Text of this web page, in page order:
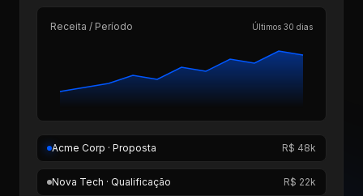
Receita / Período Últimos 30 dias
Acme Corp · Proposta R$ 48k
Nova Tech · Qualificação R$ 22k